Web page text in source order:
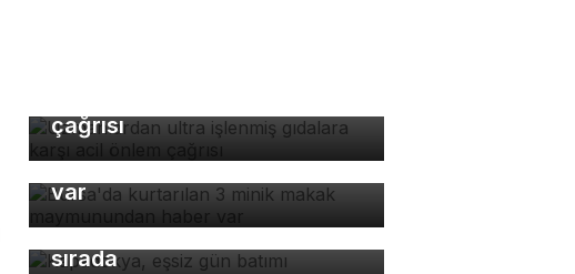
çağrısı
Bursa'da kurtarılan 3 minik
makak maymunundan haber
var
Kapadokya, eşsiz gün batımı
manzarasıyla dünyada ilk
sırada